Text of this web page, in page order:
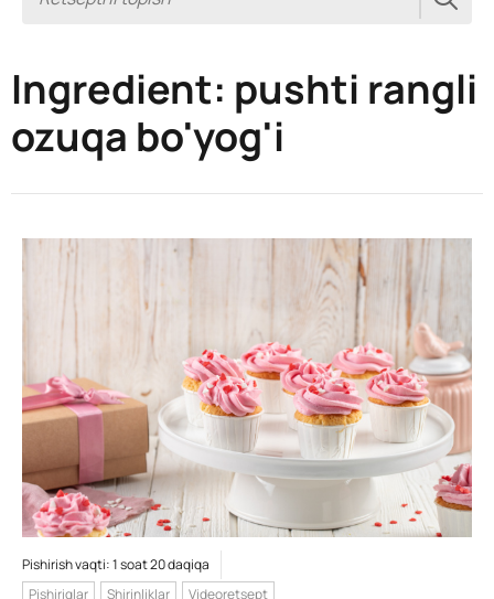
Ingredient: pushti rangli
ozuqa bo'yog'i
Pishirish vaqti: 1 soat 20 daqiqa
Pishiriqlar
Shirinliklar Videoretsept